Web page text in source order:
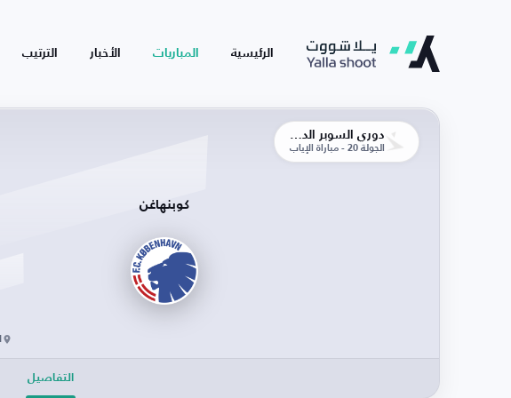
الرئيسية المباريات الأخبار الترتيب
الجولة 20 - مباراة الإياب
كوبنهاغن
التفاصيل